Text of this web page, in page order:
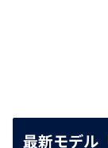
最新モデル